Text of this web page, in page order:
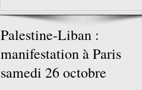
Palestine-Liban :
manifestation à Paris
samedi 26 octobre